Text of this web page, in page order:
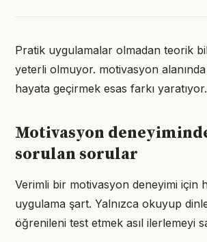
Pratik uygulamalar olmadan teorik
yeterli olmuyor. motivasyon
hayata geçirmek esas farkı yaratıyor.
Motivasyon
sorulan sorular
Verimli bir motivasyon deneyimi için
uygulama şart. Yalnızca okuyup
öğrenileni test etmek asıl ilerlemeyi